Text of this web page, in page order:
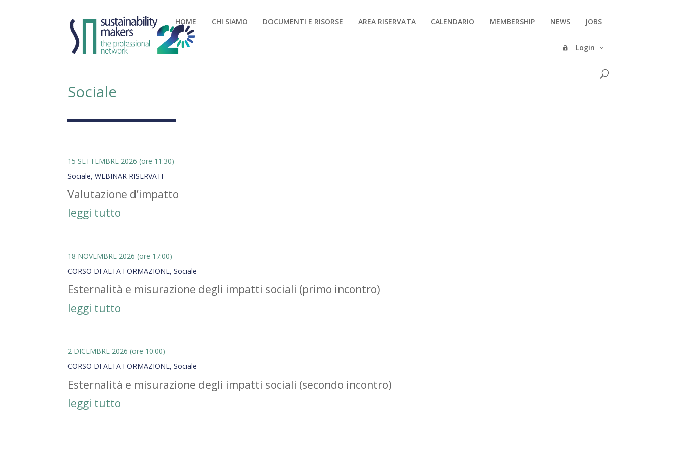
HOME CHI SIAMO DOCUMENTI E RISORSE AREA RISERVATA CALENDARIO MEMBERSHIP NEWS JOBS
Login
Sociale
15 SETTEMBRE 2026 (ore 11:30)
Sociale,WEBINAR RISERVATI
Valutazione d’impatto
leggi tutto
18 NOVEMBRE 2026 (ore 17:00)
CORSO DI ALTA FORMAZIONE,Sociale
Esternalità e misurazione degli impatti sociali (primo incontro)
leggi tutto
2 DICEMBRE 2026 (ore 10:00)
CORSO DI ALTA FORMAZIONE,Sociale
Esternalità e misurazione degli impatti sociali (secondo incontro)
leggi tutto